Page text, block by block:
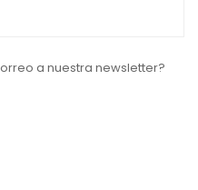
a nuestra newsletter?